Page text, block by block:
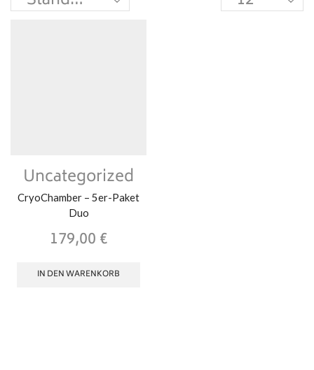
Uncategorized
CryoChamber – 5er-Paket
Duo
179,00€
IN DEN WARENKORB